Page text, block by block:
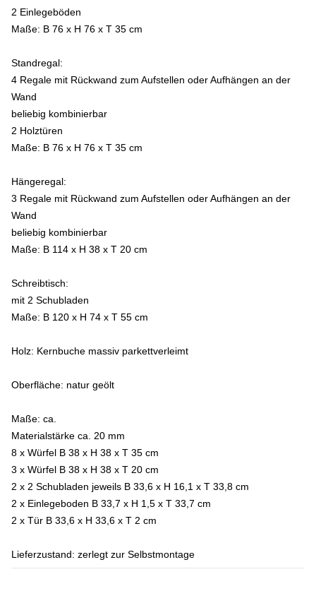
2 Einlegeböden
Maße: B 76 x H 76 x T 35 cm
Standregal:
4 Regale mit Rückwand zum Aufstellen oder Aufhängen an der
Wand
beliebig kombinierbar
2 Holztüren
Maße: B 76 x H 76 x T 35 cm
Hängeregal:
3 Regale mit Rückwand zum Aufstellen oder Aufhängen an der
Wand
beliebig kombinierbar
Maße: B 114 x H 38 x T 20 cm
Schreibtisch:
mit 2 Schubladen
Maße: B 120 x H 74 x T 55 cm
Holz: Kernbuche massiv parkettverleimt
Oberfläche: natur geölt
Maße: ca.
Materialstärke ca. 20 mm
8 x Würfel B 38 x H 38 x T 35 cm
3 x Würfel B 38 x H 38 x T 20 cm
2 x 2 Schubladen jeweils B 33,6 x H 16,1 x T 33,8 cm
2 x Einlegeboden B 33,7 x H 1,5 x T 33,7 cm
2 x Tür B 33,6 x H 33,6 x T 2 cm
Lieferzustand: zerlegt zur Selbstmontage